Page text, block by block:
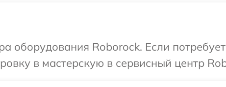
оборудования Roborock. Если
в мастерскую в сервисный центр